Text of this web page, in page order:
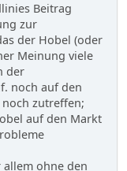
Beitrag
zur
der Hobel (oder
Meinung viele
der
noch auf den
noch zutreffen;
auf den Markt
ohne den